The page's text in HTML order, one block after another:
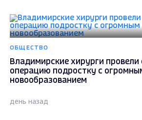
ОБЩЕСТВО
Владимирские хирурги
операцию подростку с
новообразованием
день назад